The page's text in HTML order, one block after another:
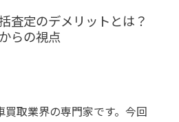
査定のデメリットとは？
らの視点
買取業界の専門家です。今回